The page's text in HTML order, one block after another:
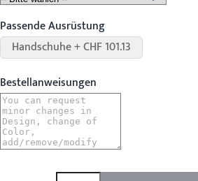
Passende Ausrüstung
Handschuhe + CHF 101.13
Bestellanweisungen